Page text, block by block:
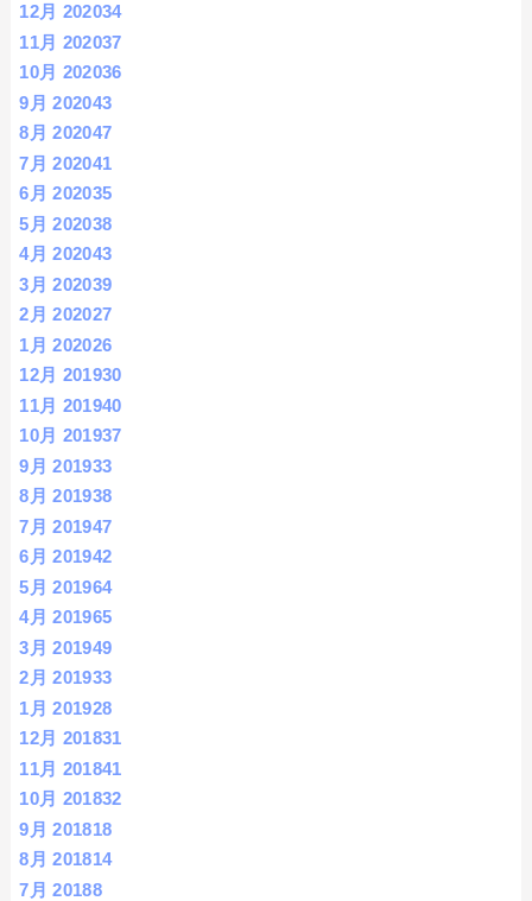
12月 202034
11月 202037
10月 202036
9月 202043
8月 202047
7月 202041
6月 202035
5月 202038
4月 202043
3月 202039
2月 202027
1月 202026
12月 201930
11月 201940
10月 201937
9月 201933
8月 201938
7月 201947
6月 201942
5月 201964
4月 201965
3月 201949
2月 201933
1月 201928
12月 201831
11月 201841
10月 201832
9月 201818
8月 201814
7月 20188